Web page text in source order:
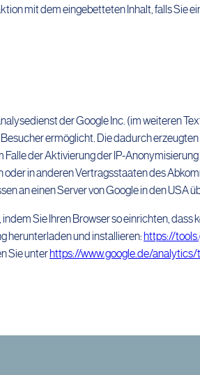
mit dem eingebetteten Inhalt, falls Sie
der Google Inc. (im weiteren
ermöglicht. Die dadurch
der Aktivierung der IP-
in anderen Vertragsstaaten des
an einen Server von Google in den USA
Sie Ihren Browser so einrichten,
herunterladen und installieren:https://
Sie unterhttps://www.google.de/